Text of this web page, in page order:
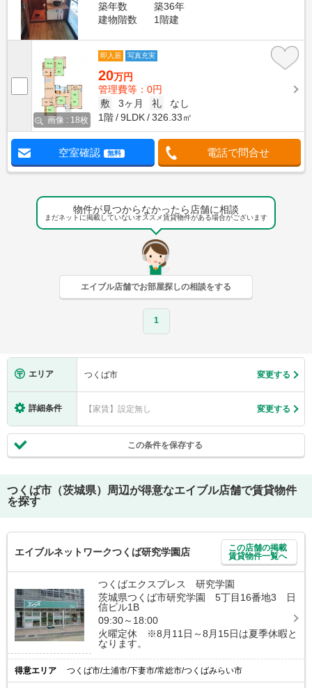
築年数
築36年
建物階数
1階建
画像 : 18枚
即入居 写真充実
20万円
管理費等：0円
敷
3ヶ月 礼
なし
1階
9LDK 326.33㎡
空室確認 無料 電話で問合せ
物件が見つからなかったら店舗に相談
まだネットに掲載していないオススメ賃貸物件がある場合がございます
エイブル店舗でお部屋探しの相談をする
1
エリア つくば市 変更する
詳細条件 【家賃】設定無し 変更する
この条件を保存する
つくば市（茨城県）
周辺が得意なエイブル店舗で賃貸物件
を探す
エイブルネットワークつくば研究学園店
この店舗の掲載
賃貸物件一覧へ
つくばエクスプレス 研究学園
茨城県つくば市研究学園 5丁目16番地3 日
信ビル1B
09:30～18:00
火曜定休 ※8月11日～8月15日は夏季休暇と
なります。
得意エリア つくば市/土浦市/下妻市/常総市/つくばみらい市